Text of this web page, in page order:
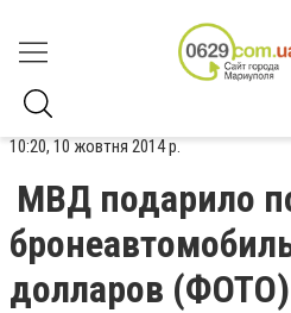
10:20, 10 жовтня 2014 р.
МВД подарило
долларов (ФОТО)